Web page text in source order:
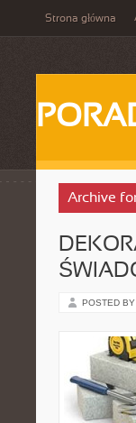
Strona główna
Archive
POSTED BY